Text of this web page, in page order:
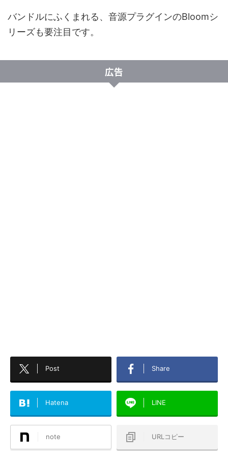
バンドルにふくまれる、音源プラグインのBloomシ
リーズも要注目です。
広告
Post Share
Hatena LINE
note URLコピー